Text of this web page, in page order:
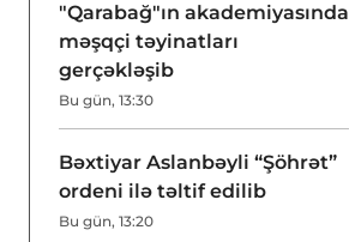
"Qarabağ"ın akademiyasında
məşqçi təyinatları
gerçəkləşib
Bu gün, 13:30
Bəxtiyar Aslanbəyli “Şöhrət”
ordeni ilə təltif edilib
Bu gün, 13:20